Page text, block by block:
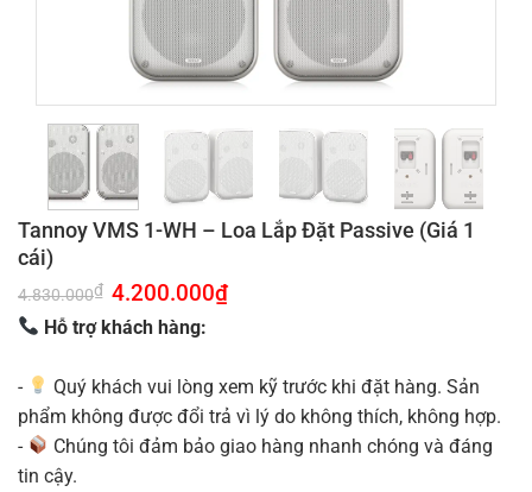
Tannoy VMS 1-WH – Loa Lắp Đặt Passive (Giá 1
cái)
4.830.000₫ Giá
gốc
là:
4.830.000₫.
4.200.000₫Giá
Hỗ trợ khách hàng:
-
Quý khách vui lòng xem kỹ trước khi đặt hàng. Sản
phẩm không được đổi trả vì lý do không thích, không hợp.
-
Chúng tôi đảm bảo giao hàng nhanh chóng và đáng
tin cậy.